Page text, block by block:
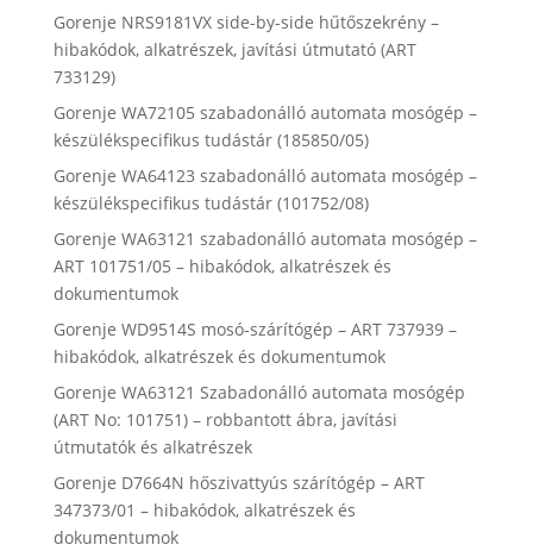
Gorenje NRS9181VX side-by-side hűtőszekrény –
hibakódok, alkatrészek, javítási útmutató (ART
733129)
Gorenje WA72105 szabadonálló automata mosógép –
készülékspecifikus tudástár (185850/05)
Gorenje WA64123 szabadonálló automata mosógép –
készülékspecifikus tudástár (101752/08)
Gorenje WA63121 szabadonálló automata mosógép –
ART 101751/05 – hibakódok, alkatrészek és
dokumentumok
Gorenje WD9514S mosó-szárítógép – ART 737939 –
hibakódok, alkatrészek és dokumentumok
Gorenje WA63121 Szabadonálló automata mosógép
(ART No: 101751) – robbantott ábra, javítási
útmutatók és alkatrészek
Gorenje D7664N hőszivattyús szárítógép – ART
347373/01 – hibakódok, alkatrészek és
dokumentumok